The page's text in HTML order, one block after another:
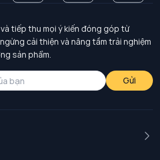
tiếp thu mọi ý kiến đóng góp từ
cải thiện và nâng tầm trải nghiệm
sản phẩm.
Gửi